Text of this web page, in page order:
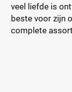
veel liefde is
beste voor zijn
complete